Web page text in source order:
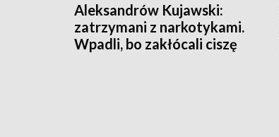
Aleksandrów Kujawski:
zatrzymani z narkotykami.
Wpadli, bo zakłócali ciszę